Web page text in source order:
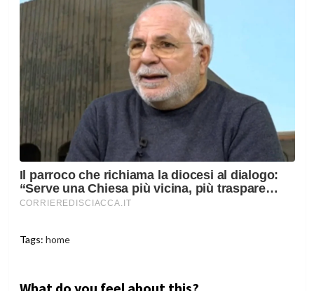
Tags: home